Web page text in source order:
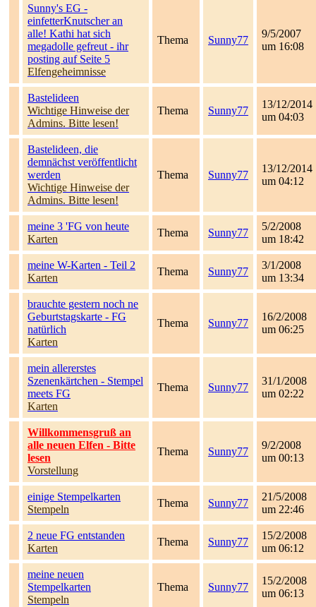
Sunny's EG -
einfetterKnutscher an
alle! Kathi hat sich
megadolle gefreut - ihr
posting auf Seite 5
Elfengeheimnisse
Thema Sunny77
9/5/2007
um 16:08
Bastelideen
Wichtige Hinweise der
Admins. Bitte lesen!
Thema Sunny77
13/12/2014
um 04:03
Bastelideen, die
demnächst veröffentlicht
werden
Wichtige Hinweise der
Admins. Bitte lesen!
Thema Sunny77
13/12/2014
um 04:12
meine 3 'FG von heute
Karten
Thema Sunny77
5/2/2008
um 18:42
meine W-Karten - Teil 2
Karten
Thema Sunny77
3/1/2008
um 13:34
brauchte gestern noch ne
Geburtstagskarte - FG
natürlich
Karten
Thema Sunny77
16/2/2008
um 06:25
mein allererstes
Szenenkärtchen - Stempel
meets FG
Karten
Thema Sunny77
31/1/2008
um 02:22
Willkommensgruß an
alle neuen Elfen - Bitte
lesen
Vorstellung
Thema Sunny77
9/2/2008
um 00:13
einige Stempelkarten
Stempeln
Thema Sunny77
21/5/2008
um 22:46
2 neue FG entstanden
Karten
Thema Sunny77
15/2/2008
um 06:12
meine neuen
Stempelkarten
Stempeln
Thema Sunny77
15/2/2008
um 06:13